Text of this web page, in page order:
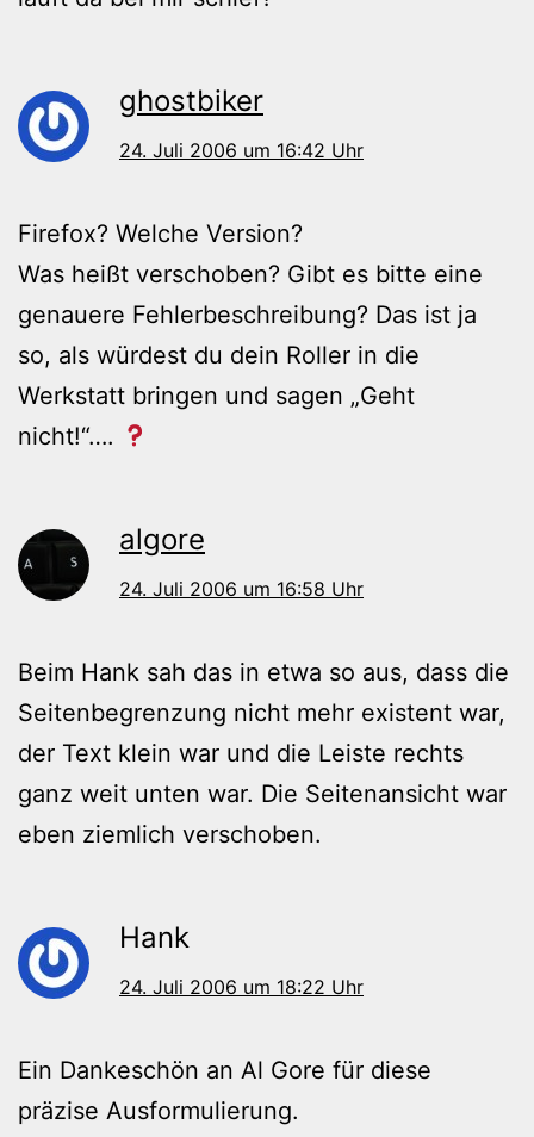
ghostbiker
24. Juli 2006 um 16:42 Uhr
Firefox? Welche Version?
Was heißt verschoben? Gibt es bitte eine
genauere Fehlerbeschreibung? Das ist ja
so, als würdest du dein Roller in die
Werkstatt bringen und sagen „Geht
nicht!“….
algore
24. Juli 2006 um 16:58 Uhr
Beim Hank sah das in etwa so aus, dass die
Seitenbegrenzung nicht mehr existent war,
der Text klein war und die Leiste rechts
ganz weit unten war. Die Seitenansicht war
eben ziemlich verschoben.
Hank
24. Juli 2006 um 18:22 Uhr
Ein Dankeschön an Al Gore für diese
präzise Ausformulierung.